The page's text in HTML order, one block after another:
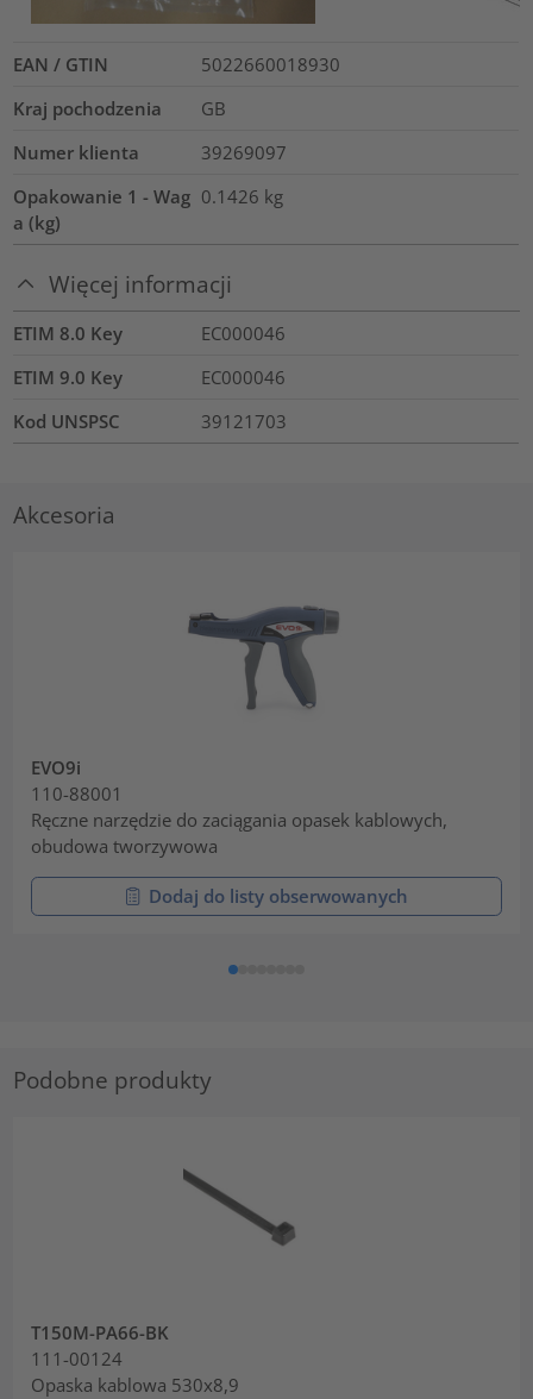
EAN / GTIN
5022660018930
Kraj pochodzenia
GB
Numer klienta
39269097
Opakowanie 1 - Wag
a (kg)
0.1426 kg
Więcej informacji
ETIM 8.0 Key
EC000046
ETIM 9.0 Key
EC000046
Kod UNSPSC
39121703
Akcesoria
EVO9i
110-88001
Ręczne narzędzie do zaciągania opasek kablowych,
obudowa tworzywowa
Dodaj do listy obserwowanych
Podobne produkty
T150M-PA66-BK
111-00124
Opaska kablowa 530x8,9